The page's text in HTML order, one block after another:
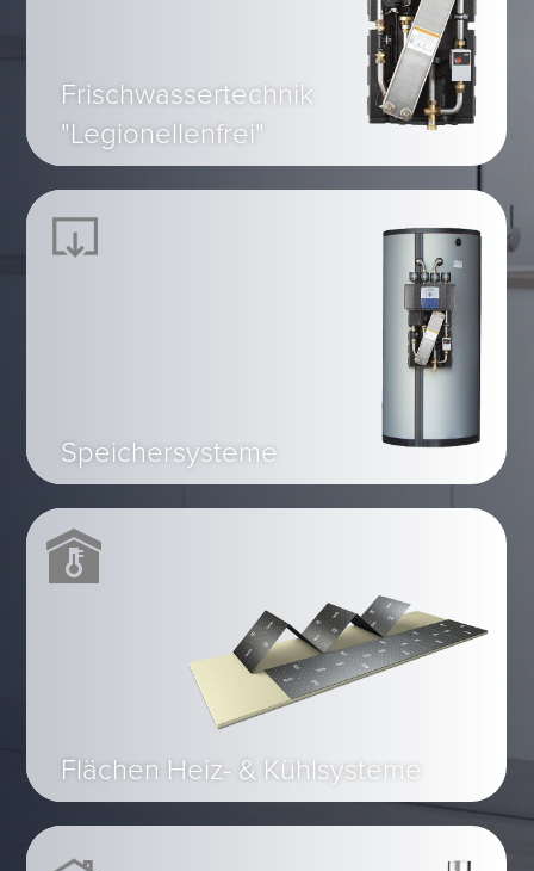
Frischwassertechnik
"Legionellenfrei"
Speichersysteme
Flächen Heiz- & Kühlsysteme